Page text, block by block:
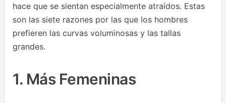
hace que se sientan especialmente atraídos. Estas
son las siete razones por las que los hombres
prefieren las curvas voluminosas y las tallas
grandes.
1. Más Femeninas